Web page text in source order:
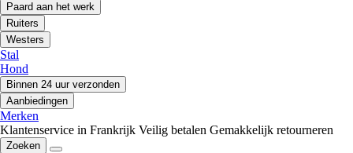
Paard aan het werk
Ruiters
Westers
Stal
Hond
Binnen 24 uur verzonden
Aanbiedingen
Merken
Klantenservice in Frankrijk Veilig betalen Gemakkelijk retourneren
Zoeken